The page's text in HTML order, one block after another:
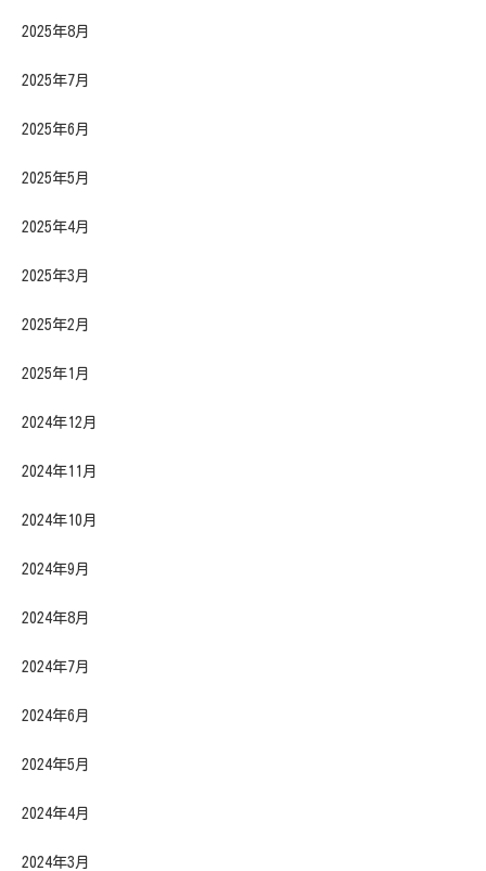
2025年8月
2025年7月
2025年6月
2025年5月
2025年4月
2025年3月
2025年2月
2025年1月
2024年12月
2024年11月
2024年10月
2024年9月
2024年8月
2024年7月
2024年6月
2024年5月
2024年4月
2024年3月